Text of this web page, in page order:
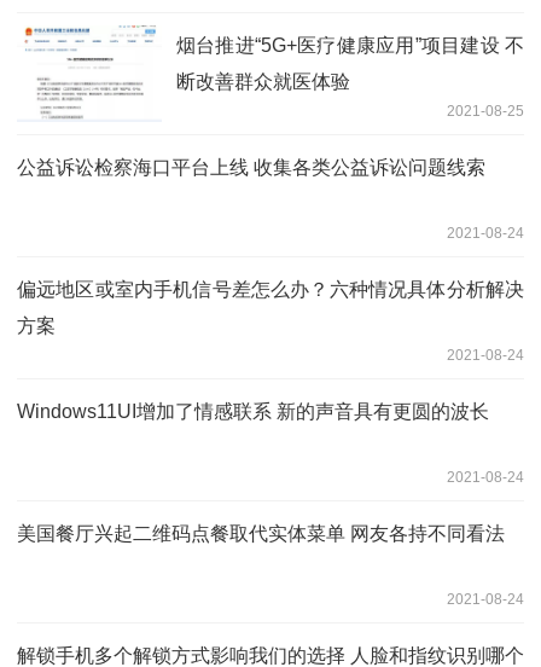
烟台推进“5G+医疗健康应用”项目建设 不
断改善群众就医体验
2021-08-25
公益诉讼检察海口平台上线 收集各类公益诉讼问题线索
2021-08-24
偏远地区或室内手机信号差怎么办？六种情况具体分析解决
方案
2021-08-24
Windows11UI增加了情感联系 新的声音具有更圆的波长
2021-08-24
美国餐厅兴起二维码点餐取代实体菜单 网友各持不同看法
2021-08-24
解锁手机多个解锁方式影响我们的选择 人脸和指纹识别哪个